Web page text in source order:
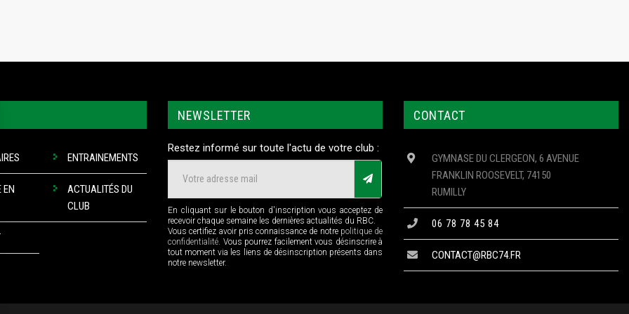
ENTRAINEMENTS
EN
ACTUALITÉS DU
CLUB
NEWSLETTER
Restez informé sur toute l'actu de votre club :
En cliquant sur le bouton d'inscription vous acceptez de
recevoir chaque semaine les dernières actualités du RBC.
Vous certifiez avoir pris connaissance de notre politique de
confidentialité. Vous pourrez facilement vous désinscrire à
tout moment via les liens de désinscription présents dans
notre newsletter.
CONTACT
GYMNASE DU CLERGEON, 6 AVENUE
FRANKLIN ROOSEVELT, 74150
RUMILLY
06 78 78 45 84
CONTACT@RBC74.FR